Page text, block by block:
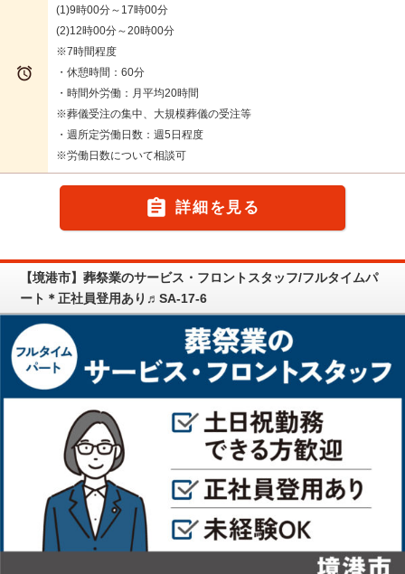

(1)9時00分～17時00分
(2)12時00分～20時00分
※7時間程度
・休憩時間：60分
・時間外労働：月平均20時間
※葬儀受注の集中、大規模葬儀の受注等
・週所定労働日数：週5日程度
※労働日数について相談可
 詳細を見る
【境港市】葬祭業のサービス・フロントスタッフ/フルタイムパ
ート＊正社員登用あり♬SA-17-6